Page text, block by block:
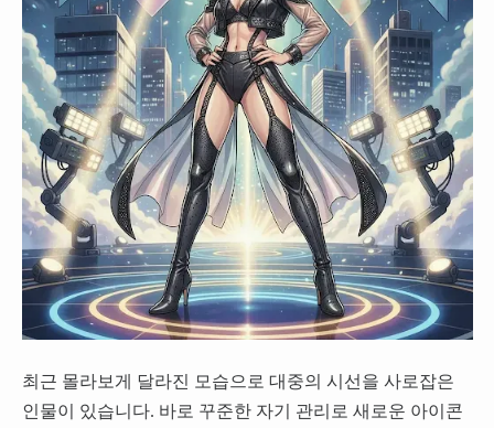
최근 몰라보게 달라진 모습으로 대중의 시선을 사로잡은
인물이 있습니다. 바로 꾸준한 자기 관리로 새로운 아이콘